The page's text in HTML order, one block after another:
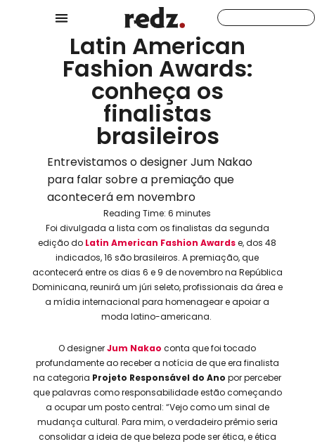
Latin American
Fashion Awards:
conheça os
finalistas
brasileiros
Entrevistamos o designer Jum Nakao
para falar sobre a premiação que
acontecerá em novembro
Reading Time:6 minutes
Foi divulgada a lista com os finalistas da segunda
edição do Latin American Fashion Awardse, dos 48
indicados, 16 são brasileiros. A premiação, que
acontecerá entre os dias 6 e 9 de novembro na República
Dominicana, reunirá um júri seleto, profissionais da área e
a mídia internacional para homenagear e apoiar a
moda latino-americana.
O designerJum Nakao conta que foi tocado
profundamente ao receber a notícia de que era finalista
na categoria Projeto Responsável do Ano por perceber
que palavras como responsabilidade estão começando
a ocupar um posto central: “Vejo como um sinal de
mudança cultural. Para mim, o verdadeiro prêmio seria
consolidar a ideia de que beleza pode ser ética, e ética